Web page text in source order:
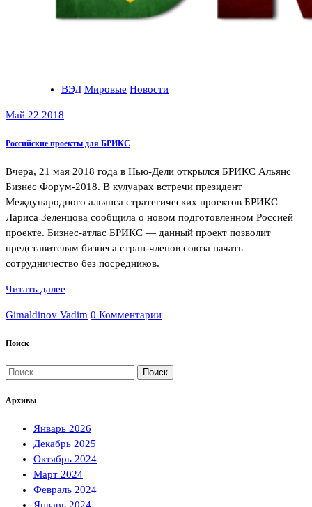
ВЭД Мировые Новости
Май 22 2018
Российские проекты для БРИКС
Вчера, 21 мая 2018 года в Нью-Дели открылся БРИКС Альянс
Бизнес Форум-2018. В кулуарах встречи президент
Международного альянса стратегических проектов БРИКС
Лариса Зеленцова сообщила о новом подготовленном Россией
проекте. Бизнес-атлас БРИКС — данный проект позволит
представителям бизнеса стран-членов союза начать
сотрудничество без посредников.
Читать далее
Gimaldinov Vadim 0 Комментарии
Поиск
Найти:
Архивы
Январь 2026
Декабрь 2025
Октябрь 2024
Март 2024
Февраль 2024